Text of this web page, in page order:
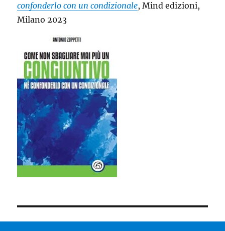
confonderlo con un condizionale, Mind edizioni,
Milano 2023